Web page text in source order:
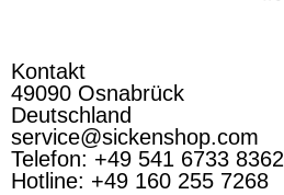
Kontakt
49090 Osnabrück
Deutschland
service@sickenshop.com
Telefon: +49 541 6733 8362
Hotline: +49 160 255 7268